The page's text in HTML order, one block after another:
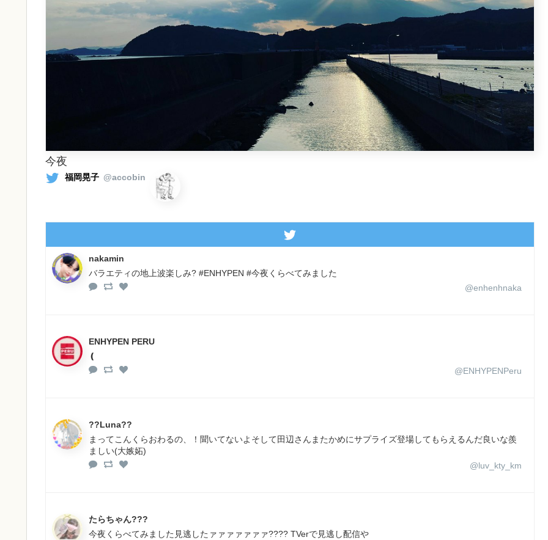
今夜
福岡晃子 @accobin
nakamin
バラエティの地上波楽しみ? #ENHYPEN #今夜くらべてみました
@enhenhnaka
ENHYPEN PERU
❪
@ENHYPENPeru
??Luna??
まってこんくらおわるの、！聞いてないよそして田辺さんまたかめにサプライズ登場してもらえるんだ良いな羨
ましい(大嫉妬)
@luv_kty_km
たらちゃん???
今夜くらべてみました見逃したァァァァァァァ???? TVerで見逃し配信や